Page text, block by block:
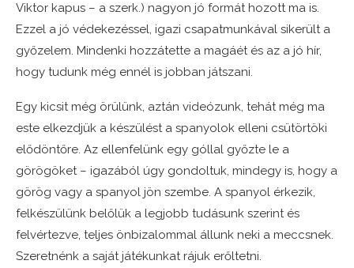
Viktor kapus – a szerk.) nagyon jó formát hozott ma is.
Ezzel a jó védekezéssel, igazi csapatmunkával sikerült a
győzelem. Mindenki hozzátette a magáét és az a jó hír,
hogy tudunk még ennél is jobban játszani.
Egy kicsit még örülünk, aztán videózunk, tehát még ma
este elkezdjük a készülést a spanyolok elleni csütörtöki
elődöntőre. Az ellenfelünk egy góllal győzte le a
görögöket – igazából úgy gondoltuk, mindegy is, hogy a
görög vagy a spanyol jön szembe. A spanyol érkezik,
felkészülünk belőlük a legjobb tudásunk szerint és
felvértezve, teljes önbizalommal állunk neki a meccsnek.
Szeretnénk a saját játékunkat rájuk erőltetni.